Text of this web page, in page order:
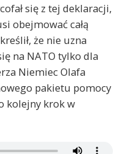
się z tej deklaracji,
obejmować całą
że nie uzna
na NATO tylko dla
Niemiec Olafa
pakietu pomocy
kolejny krok w